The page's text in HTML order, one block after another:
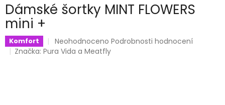
Dámské šortky MINT FLOWERS
mini +
Komfort
Průměrné
hodnocení
Neohodnoceno Podrobnosti hodnocení
Značka:Pura Vida a Meatfly